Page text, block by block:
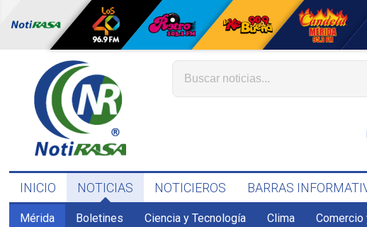
INICIO NOTICIAS NOTICIEROS BARRAS
Mérida Boletines Ciencia y Tecnología Clima